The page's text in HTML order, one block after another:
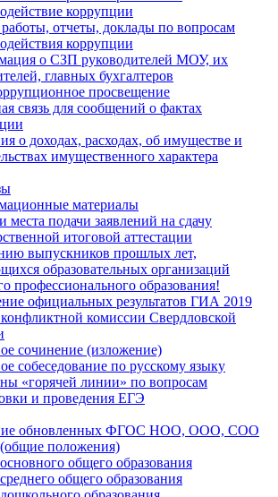
коррупции
отчеты, доклады по вопросам
коррупции
о СЗП руководителей МОУ, их
главных бухгалтеров
просвещение
связь для сообщений о фактах
о доходах, расходах, об имуществе и
имущественного характера
материалы
места подачи заявлений на сдачу
итоговой аттестации
выпускников прошлых лет,
образовательных организаций
профессионального образования!
официальных результатов ГИА 2019
комиссии Свердловской
сочинение (изложение)
собеседование по русскому языку
«горячей линии» по вопросам
и проведения ЕГЭ
обновленных ФГОС НОО, ООО, СОО
положения)
общего образования
общего образования